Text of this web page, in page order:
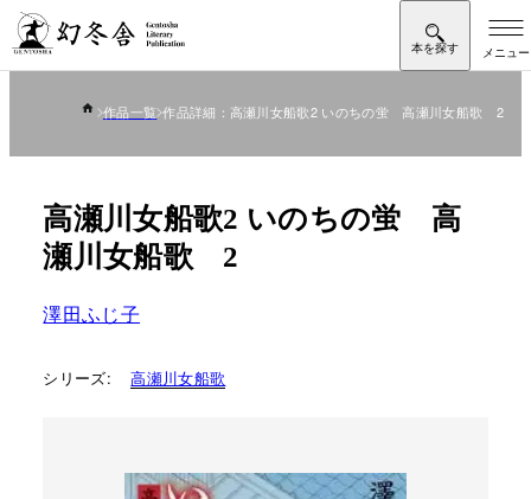
作品一覧 作品詳細：高瀬川女船歌2 いのちの蛍 高瀬川女船歌 2
高瀬川女船歌2 いのちの蛍 高
瀬川女船歌 2
澤田ふじ子
シリーズ: 高瀬川女船歌